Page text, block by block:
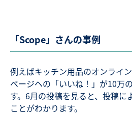
「Scope」さんの事例
例えばキッチン用品のオンライ
ページヘの「いいね！」が10万
す。6月の投稿を見ると、投稿に
ことがわかります。